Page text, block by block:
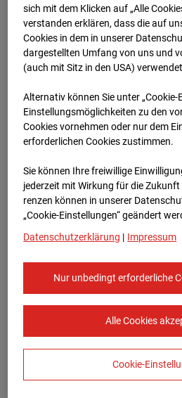
BC-120 - BV
Campus BT
Stuttgart
Zur
Europe/Berlin
sich mit dem Klicken auf „Alle
ver­standen erklären, dass die auf
Cookies in dem in unserer
dargestellten Umfang von uns und
(auch mit Sitz in den USA)
Alternativ können Sie unter „Cookie-
Einstellungsmöglichkeiten zu den
Cookies vornehmen oder nur dem
erforderlichen Cookies zustimmen.
Sie können Ihre freiwillige
jederzeit mit Wirkung für die
renzen können in unserer
„Cookie-Einstellungen“ geändert
Datenschutzerklärung | Impressum
Nur unbedingt erforderliche
Alle Cookies
Cookie-